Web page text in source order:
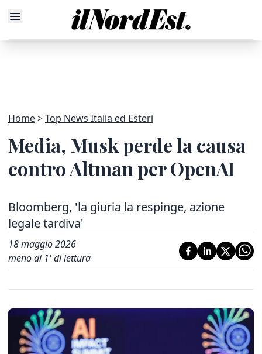
Home Top News Italia ed Esteri
Media, Musk perde la causa
contro Altman per OpenAI
Bloomberg, 'la giuria la respinge, azione
legale tardiva'
18 maggio 2026
meno di 1' di lettura